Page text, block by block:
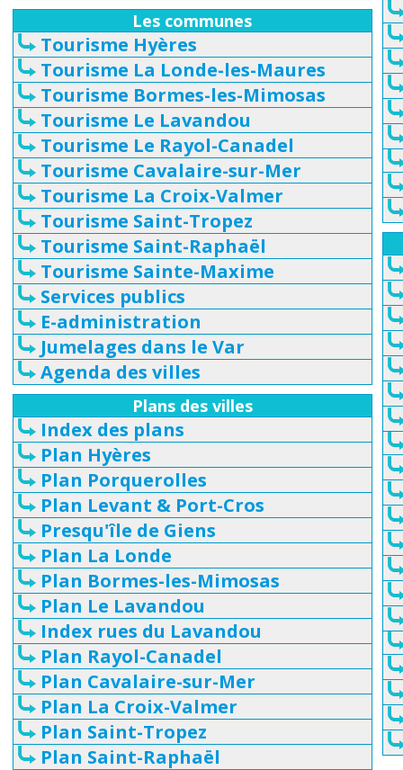
Les communes
Tourisme Hyères
Tourisme La Londe-les-Maures
Tourisme Bormes-les-Mimosas
Tourisme Le Lavandou
Tourisme Le Rayol-Canadel
Tourisme Cavalaire-sur-Mer
Tourisme La Croix-Valmer
Tourisme Saint-Tropez
Tourisme Saint-Raphaël
Tourisme Sainte-Maxime
Services publics
E-administration
Jumelages dans le Var
Agenda des villes
Plans des villes
Index des plans
Plan Hyères
Plan Porquerolles
Plan Levant & Port-Cros
Presqu'île de Giens
Plan La Londe
Plan Bormes-les-Mimosas
Plan Le Lavandou
Index rues du Lavandou
Plan Rayol-Canadel
Plan Cavalaire-sur-Mer
Plan La Croix-Valmer
Plan Saint-Tropez
Plan Saint-Raphaël